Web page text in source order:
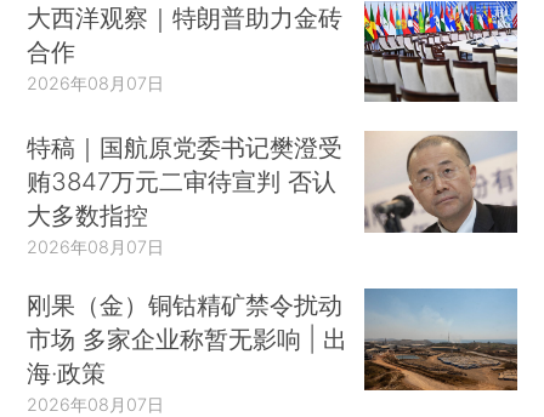
大西洋观察｜特朗普助力金砖
合作
2026年08月07日
特稿｜国航原党委书记樊澄受
贿3847万元二审待宣判 否认
大多数指控
2026年08月07日
刚果（金）铜钴精矿禁令扰动
市场 多家企业称暂无影响 | 出
海·政策
2026年08月07日